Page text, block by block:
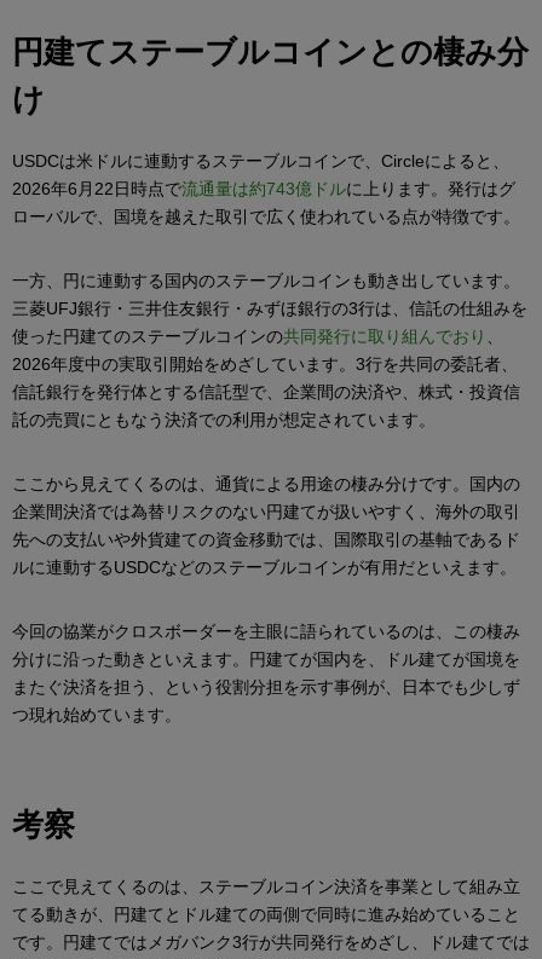
円建てステーブルコインとの棲み分
け
USDCは米ドルに連動するステーブルコインで、Circleによると、
2026年6月22日時点で流通量は約743億ドルに上ります。発行はグ
ローバルで、国境を越えた取引で広く使われている点が特徴です。
一方、円に連動する国内のステーブルコインも動き出しています。
三菱UFJ銀行・三井住友銀行・みずほ銀行の3行は、信託の仕組みを
使った円建てのステーブルコインの共同発行に取り組んでおり 、
2026年度中の実取引開始をめざしています。3行を共同の委託者、
信託銀行を発行体とする信託型で、企業間の決済や、株式・投資信
託の売買にともなう決済での利用が想定されています。
ここから見えてくるのは、通貨による用途の棲み分けです。国内の
企業間決済では為替リスクのない円建てが扱いやすく、海外の取引
先への支払いや外貨建ての資金移動では、国際取引の基軸であるド
ルに連動するUSDCなどのステーブルコインが有用だといえます。
今回の協業がクロスボーダーを主眼に語られているのは、この棲み
分けに沿った動きといえます。円建てが国内を、ドル建てが国境を
またぐ決済を担う、という役割分担を示す事例が、日本でも少しず
つ現れ始めています。
考察
ここで見えてくるのは、ステーブルコイン決済を事業として組み立
てる動きが、円建てとドル建ての両側で同時に進み始めていること
です。円建てではメガバンク3行が共同発行をめざし、ドル建てでは